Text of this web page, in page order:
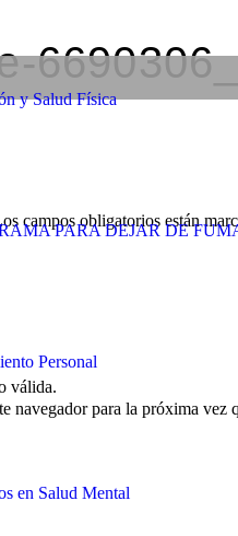
y Salud Física
PARA DEJAR DE
Personal
en Salud Mental
campos obligatorios están
válida.
navegador para la próxima vez